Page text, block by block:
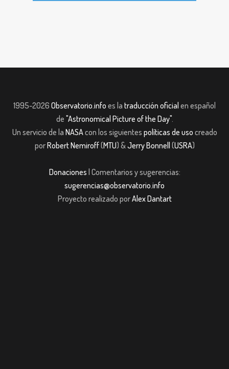
1995-2026 Observatorio.info es la traducción oficial en español
de "Astronomical Picture of the Day".
Un servicio de la NASAcon los siguientes políticas de uso creado
porRobert Nemiroff(MTU) &Jerry Bonnell (USRA)
Donaciones | Comentarios y sugerencias:
sugerencias@observatorio.info
Proyecto realizado porAlex Dantart